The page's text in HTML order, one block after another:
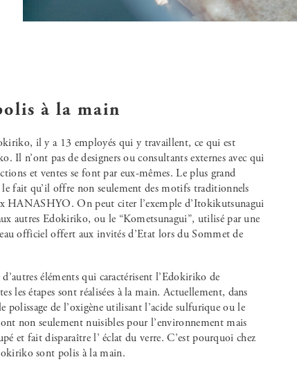
à la main
il y a 13 employés qui y travaillent, ce qui est
Il n’ont pas de designers ou consultants externes avec qui
et ventes se font par eux-mêmes. Le plus grand
fait qu’il offre non seulement des motifs traditionnels
HANASHYO. On peut citer l’exemple d’Itokikutsunagui
autres Edokiriko, ou le “Kometsunagui”, utilisé par une
officiel offert aux invités d’Etat lors du Sommet de
éléments qui caractérisent l’Edokiriko de
les étapes sont réalisées à la main. Actuellement, dans
polissage de l’oxigène utilisant l’acide sulfurique ou le
non seulement nuisibles pour l’environnement mais
et fait disparaître l’ éclat du verre. C’est pourquoi chez
sont polis à la main.